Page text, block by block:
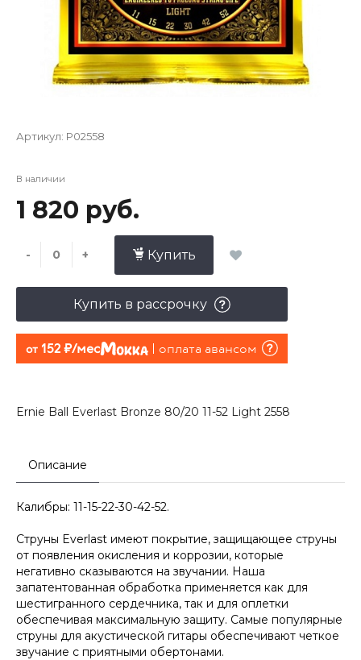
Артикул: P02558
В наличии
1 820 руб.
- + Купить
Купить в рассрочку
от 152 руб./мес оплата авансом
Ernie Ball Everlast Bronze 80/20 11-52 Light 2558
Описание
Калибры: 11-15-22-30-42-52.
Струны Everlast имеют покрытие, защищающее струны
от появления окисления и коррозии, которые
негативно сказываются на звучании. Наша
запатентованная обработка применяется как для
шестигранного сердечника, так и для оплетки
обеспечивая максимальную защиту. Самые популярные
струны для акустической гитары обеспечивают четкое
звучание с приятными обертонами.